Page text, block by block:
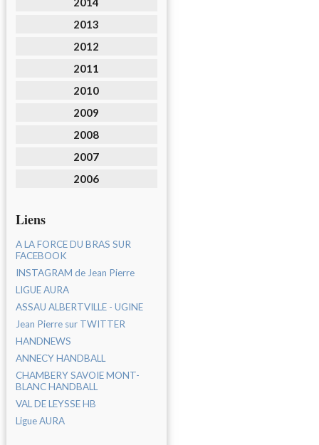
2013
2012
2011
2010
2009
2008
2007
2006
Liens
A LA FORCE DU BRAS SUR
FACEBOOK
INSTAGRAM de Jean Pierre
LIGUE AURA
ASSAU ALBERTVILLE - UGINE
Jean Pierre sur TWITTER
HANDNEWS
ANNECY HANDBALL
CHAMBERY SAVOIE MONT-
BLANC HANDBALL
VAL DE LEYSSE HB
Ligue AURA